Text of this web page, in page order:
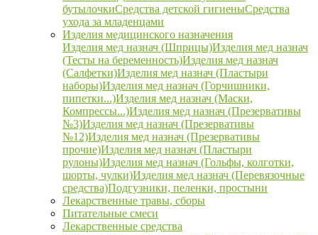
бутылочкиСредства детской гигиеныСредства
ухода за младенцами
Изделия медицинского назначения
Изделия мед назнач (Шприцы)Изделия мед назнач
(Тесты на беременность)Изделия мед назнач
(Салфетки)Изделия мед назнач (Пластыри
наборы)Изделия мед назнач (Горчишники,
пипетки...)Изделия мед назнач (Маски,
Компрессы...)Изделия мед назнач (Презервативы
№3)Изделия мед назнач (Презервативы
№12)Изделия мед назнач (Презервативы
прочие)Изделия мед назнач (Пластыри
рулоны)Изделия мед назнач (Гольфы, колготки,
шорты, чулки)Изделия мед назнач (Перевязочные
средства)Подгузники, пеленки, простыни
Лекарственные травы, сборы
Питательные смеси
Лекарственные средства